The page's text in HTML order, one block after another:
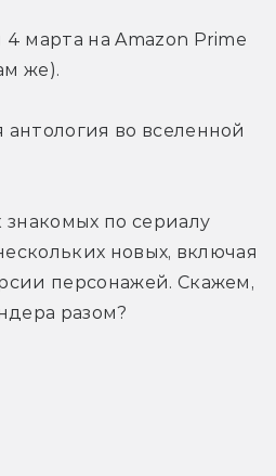
марта на Amazon Prime
же).
во вселенной
по сериалу
новых, включая
персонажей. Скажем,
разом?